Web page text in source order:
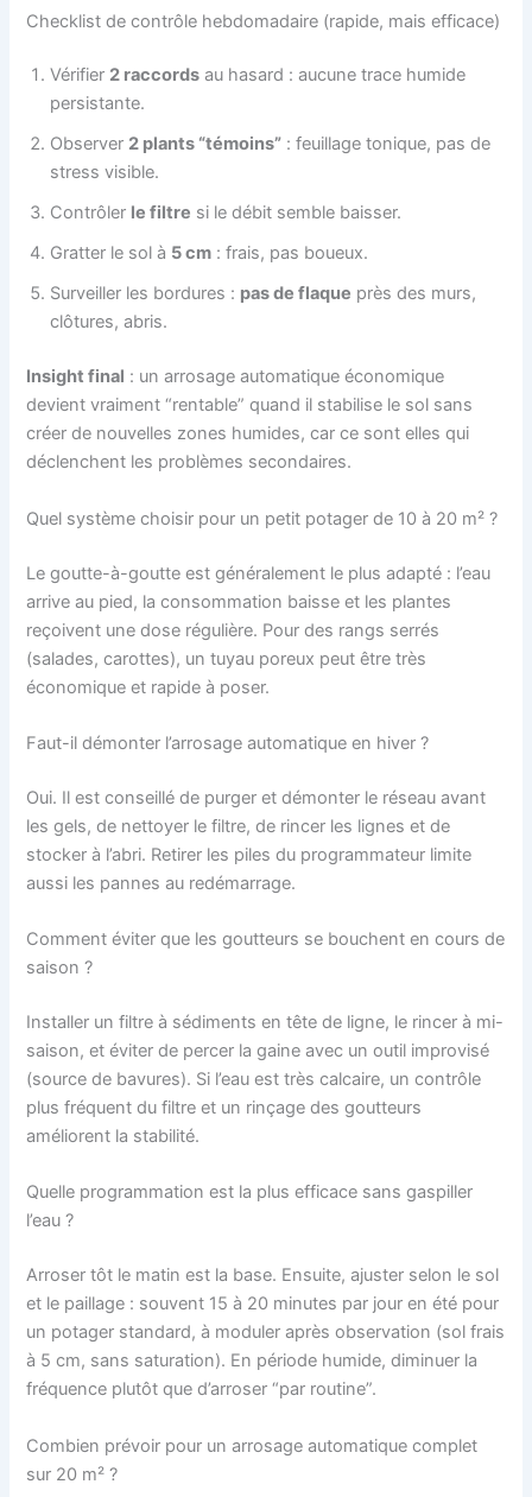
Checklist de contrôle hebdomadaire (rapide, mais efficace)
Vérifier 2 raccords au hasard : aucune trace humide
persistante.
Observer 2 plants “témoins” : feuillage tonique, pas de
stress visible.
Contrôler le filtre si le débit semble baisser.
Gratter le sol à 5 cm : frais, pas boueux.
Surveiller les bordures : pas de flaque près des murs,
clôtures, abris.
Insight final : un arrosage automatique économique
devient vraiment “rentable” quand il stabilise le sol sans
créer de nouvelles zones humides, car ce sont elles qui
déclenchent les problèmes secondaires.
Quel système choisir pour un petit potager de 10 à 20 m² ?
Le goutte-à-goutte est généralement le plus adapté : l’eau
arrive au pied, la consommation baisse et les plantes
reçoivent une dose régulière. Pour des rangs serrés
(salades, carottes), un tuyau poreux peut être très
économique et rapide à poser.
Faut-il démonter l’arrosage automatique en hiver ?
Oui. Il est conseillé de purger et démonter le réseau avant
les gels, de nettoyer le filtre, de rincer les lignes et de
stocker à l’abri. Retirer les piles du programmateur limite
aussi les pannes au redémarrage.
Comment éviter que les goutteurs se bouchent en cours de
saison ?
Installer un filtre à sédiments en tête de ligne, le rincer à mi-
saison, et éviter de percer la gaine avec un outil improvisé
(source de bavures). Si l’eau est très calcaire, un contrôle
plus fréquent du filtre et un rinçage des goutteurs
améliorent la stabilité.
Quelle programmation est la plus efficace sans gaspiller
l’eau ?
Arroser tôt le matin est la base. Ensuite, ajuster selon le sol
et le paillage : souvent 15 à 20 minutes par jour en été pour
un potager standard, à moduler après observation (sol frais
à 5 cm, sans saturation). En période humide, diminuer la
fréquence plutôt que d’arroser “par routine”.
Combien prévoir pour un arrosage automatique complet
sur 20 m² ?